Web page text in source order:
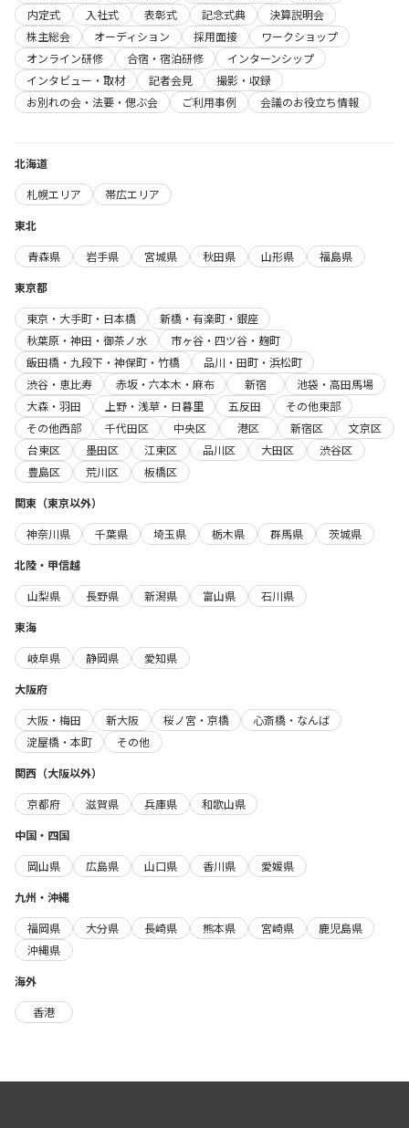
内定式
入社式 表彰式 記念式典
決算説明会
株主総会
オーディション 採用面接
ワークショップ
オンライン研修
合宿・宿泊研修
インターンシップ
インタビュー・取材
記者会見
撮影・収録
お別れの会・法要・偲ぶ会
ご利用事例 会議のお役立ち情報
北海道
札幌エリア
帯広エリア
東北
青森県
岩手県 宮城県 秋田県 山形県
福島県
東京都
東京・大手町・日本橋
新橋・有楽町・銀座
秋葉原・神田・御茶ノ水
市ヶ谷・四ツ谷・麹町
飯田橋・九段下・神保町・竹橋
品川・田町・浜松町
渋谷・恵比寿
赤坂・六本木・麻布 新宿
池袋・高田馬場
大森・羽田
上野・浅草・日暮里 五反田
その他東部
その他西部
千代田区 中央区 港区 新宿区
文京区
台東区
墨田区 江東区 品川区 大田区
渋谷区
豊島区
荒川区
板橋区
関東（東京以外）
神奈川県
千葉県 埼玉県 栃木県 群馬県
茨城県
北陸・甲信越
山梨県
長野県 新潟県 富山県
石川県
東海
岐阜県
静岡県
愛知県
大阪府
大阪・梅田
新大阪 桜ノ宮・京橋
心斎橋・なんば
淀屋橋・本町
その他
関西（大阪以外）
京都府
滋賀県 兵庫県
和歌山県
中国・四国
岡山県
広島県 山口県 香川県
愛媛県
九州・沖縄
福岡県
大分県 長崎県 熊本県 宮崎県
鹿児島県
沖縄県
海外
香港